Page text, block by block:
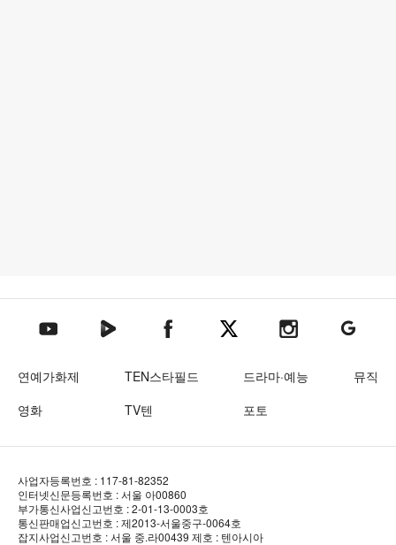
텐아시아 유튜브텐아시아 네이버TV텐아시아 페이스북텐아시아 엑스텐아시아 인스타그램
텐아시아
연예가화제 TEN스타필드 드라마·예능
뮤직
영화
TV텐 포토
사업자등록번호 : 117-81-82352
인터넷신문등록번호 : 서울 아00860
부가통신사업신고번호 : 2-01-13-0003호
통신판매업신고번호 : 제2013-서울중구-0064호
잡지사업신고번호 : 서울 중.라00439 제호 : 텐아시아